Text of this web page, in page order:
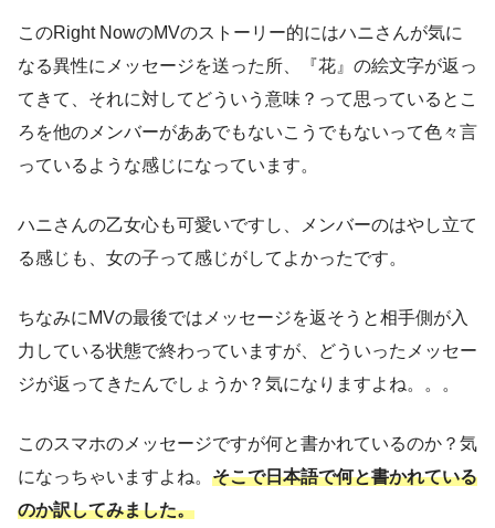
このRight NowのMVのストーリー的にはハニさんが気に
なる異性にメッセージを送った所、『花』の絵文字が返っ
てきて、それに対してどういう意味？って思っているとこ
ろを他のメンバーがああでもないこうでもないって色々言
っているような感じになっています。
ハニさんの乙女心も可愛いですし、メンバーのはやし立て
る感じも、女の子って感じがしてよかったです。
ちなみにMVの最後ではメッセージを返そうと相手側が入
力している状態で終わっていますが、どういったメッセー
ジが返ってきたんでしょうか？気になりますよね。。。
このスマホのメッセージですが何と書かれているのか？気
になっちゃいますよね。 そこで日本語で何と書かれている
のか訳してみました。